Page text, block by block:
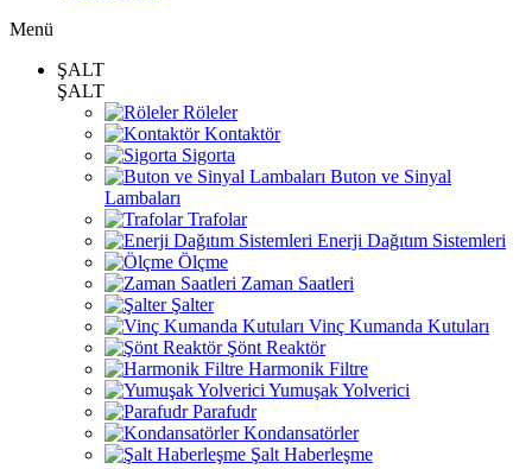
Menü
ŞALT
ŞALT
Röleler
Kontaktör
Sigorta
Buton ve Sinyal
Lambaları
Trafolar
Enerji Dağıtım Sistemleri
Ölçme
Zaman Saatleri
Şalter
Vinç Kumanda Kutuları
Şönt Reaktör
Harmonik Filtre
Yumuşak Yolverici
Parafudr
Kondansatörler
Şalt Haberleşme